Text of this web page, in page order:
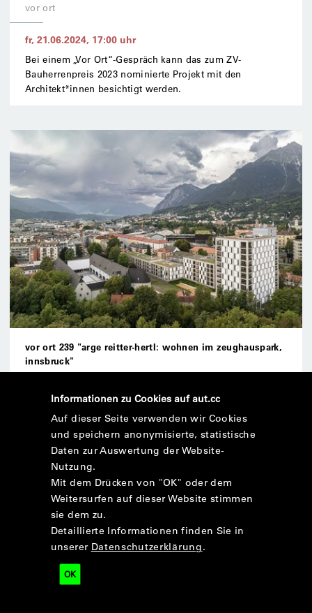
vor ort
fr, 21.06.2024, 17:00 uhr
Bei einem „Vor Ort“-Gespräch kann das zum ZV-
Bauherrenpreis 2023 nominierte Projekt mit den
Architekt*innen besichtigt werden.
vor ort 239 "arge reitter-hertl: wohnen im zeughauspark,
innsbruck"
Führung mit den Architekt*innen durch das direkt neben
dem historischen Zeughaus liegende Wohnbauprojekt.
Informationen zu Cookies auf aut.cc
Auf dieser Seite verwenden wir Cookies
und speichern anonymisierte, statistische
Daten zur Auswertung der Website-
Nutzung.
Mit dem Drücken von "OK" oder dem
Weitersurfen auf dieser Website stimmen
sie dem zu.
Detaillierte Informationen finden Sie in
unserer Datenschutzerklärung.
OK